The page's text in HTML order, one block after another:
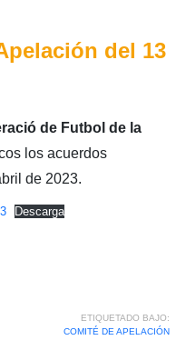
del 13
de Futbol de la
los acuerdos
de 2023.
Descarga
ETIQUETADO BAJO:
COMITÉ DE APELACIÓN